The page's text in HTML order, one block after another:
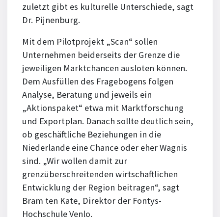
zuletzt gibt es kulturelle Unterschiede, sagt
Dr. Pijnenburg.
Mit dem Pilotprojekt „Scan“ sollen
Unternehmen beiderseits der Grenze die
jeweiligen Marktchancen ausloten können.
Dem Ausfüllen des Fragebogens folgen
Analyse, Beratung und jeweils ein
„Aktionspaket“ etwa mit Marktforschung
und Exportplan. Danach sollte deutlich sein,
ob geschäftliche Beziehungen in die
Niederlande eine Chance oder eher Wagnis
sind. „Wir wollen damit zur
grenzüberschreitenden wirtschaftlichen
Entwicklung der Region beitragen“, sagt
Bram ten Kate, Direktor der Fontys-
Hochschule Venlo.